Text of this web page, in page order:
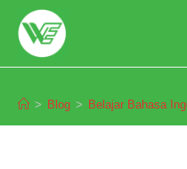
content
> Blog > Belajar Bahasa